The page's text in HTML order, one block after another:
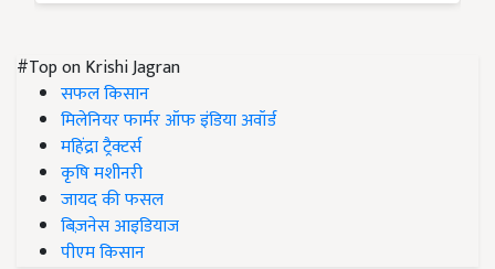
#Top on Krishi Jagran
सफल किसान
मिलेनियर फार्मर ऑफ इंडिया अवॉर्ड
महिंद्रा ट्रैक्टर्स
कृषि मशीनरी
जायद की फसल
बिज़नेस आइडियाज
पीएम किसान